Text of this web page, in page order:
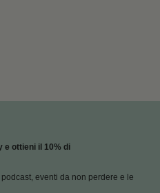
e ottieni il 10% di
eventi da non perdere e le